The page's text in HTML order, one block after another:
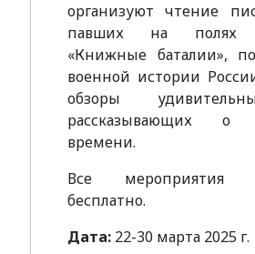
организуют чтение
павших на полях
«Книжные баталии»,
военной истории
обзоры
рассказывающих о
времени.
Все мероприятия
бесплатно.
Дата:22-30 марта 2025 г.